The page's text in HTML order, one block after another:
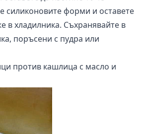
силиконовите форми и оставете
в хладилника. Съхранявайте в
поръсени с пудра или
против кашлица с масло и